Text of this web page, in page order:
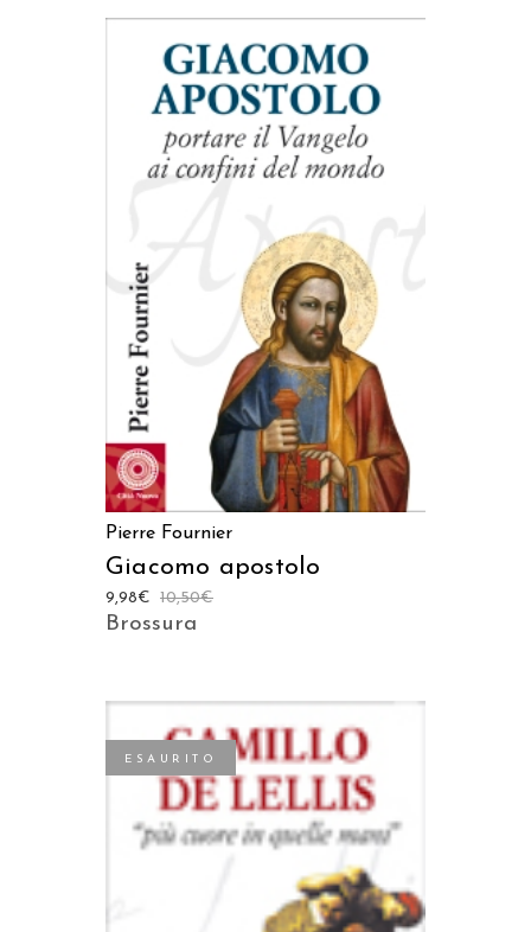
AGGIUNGI AL CARRELLO
Pierre Fournier
Giacomo apostolo
10,50€
9,98€
Brossura
ESAURITO